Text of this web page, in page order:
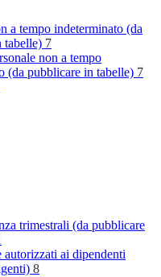
a tempo indeterminato (da
tabelle) 7
non a tempo
(da pubblicare in tabelle) 7
trimestrali (da pubblicare
ai dipendenti
8